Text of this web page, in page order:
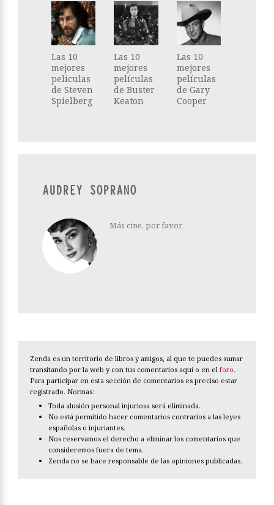
Las 10
mejores
películas
de Steven
Spielberg
Las 10
mejores
películas
de Buster
Keaton
Las 10
mejores
películas
de Gary
Cooper
AUDREY SOPRANO
Más cine, por favor
Zenda es un territorio de libros y amigos, al que te puedes sumar
transitando por la web y con tus comentarios aquí o en el foro.
Para participar en esta sección de comentarios es preciso estar
registrado. Normas:
Toda alusión personal injuriosa será eliminada.
No está permitido hacer comentarios contrarios a las leyes
españolas o injuriantes.
Nos reservamos el derecho a eliminar los comentarios que
consideremos fuera de tema.
Zenda no se hace responsable de las opiniones publicadas.